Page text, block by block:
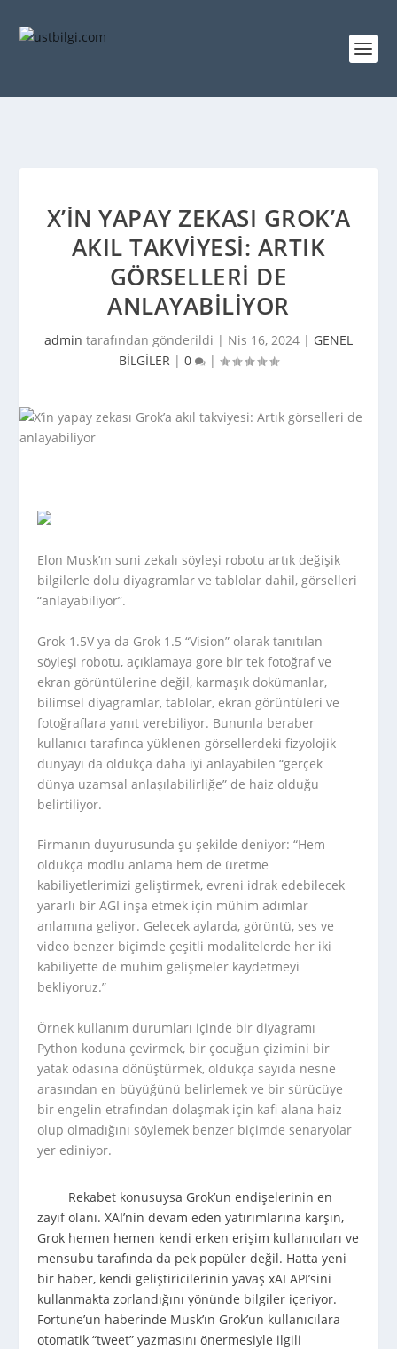
X’IN YAPAY ZEKASI GROK’A
AKIL TAKVIYESI: ARTIK
GÖRSELLERI DE
ANLAYABILIYOR
admin tarafından gönderildi | Nis 16, 2024 | GENEL
BİLGİLER | 0 |
Elon Musk’ın suni zekalı söyleşi robotu artık değişik
bilgilerle dolu diyagramlar ve tablolar dahil, görselleri
“anlayabiliyor”.
Grok-1.5V ya da Grok 1.5 “Vision” olarak tanıtılan
söyleşi robotu, açıklamaya gore bir tek fotoğraf ve
ekran görüntülerine değil, karmaşık dokümanlar,
bilimsel diyagramlar, tablolar, ekran görüntüleri ve
fotoğraflara yanıt verebiliyor. Bununla beraber
kullanıcı tarafınca yüklenen görsellerdeki fizyolojik
dünyayı da oldukça daha iyi anlayabilen “gerçek
dünya uzamsal anlaşılabilirliğe” de haiz olduğu
belirtiliyor.
Firmanın duyurusunda şu şekilde deniyor: “Hem
oldukça modlu anlama hem de üretme
kabiliyetlerimizi geliştirmek, evreni idrak edebilecek
yararlı bir AGI inşa etmek için mühim adımlar
anlamına geliyor. Gelecek aylarda, görüntü, ses ve
video benzer biçimde çeşitli modalitelerde her iki
kabiliyette de mühim gelişmeler kaydetmeyi
bekliyoruz.”
Örnek kullanım durumları içinde bir diyagramı
Python koduna çevirmek, bir çocuğun çizimini bir
yatak odasına dönüştürmek, oldukça sayıda nesne
arasından en büyüğünü belirlemek ve bir sürücüye
bir engelin etrafından dolaşmak için kafi alana haiz
olup olmadığını söylemek benzer biçimde senaryolar
yer ediniyor.
Rekabet konusuysa Grok’un endişelerinin en
zayıf olanı. XAI’nin devam eden yatırımlarına karşın,
Grok hemen hemen kendi erken erişim kullanıcıları ve
mensubu tarafında da pek popüler değil. Hatta yeni
bir haber, kendi geliştiricilerinin yavaş xAI API’sini
kullanmakta zorlandığını yönünde bilgiler içeriyor.
Fortune’un haberinde Musk’ın Grok’un kullanıcılara
otomatik “tweet” yazmasını önermesiyle ilgili